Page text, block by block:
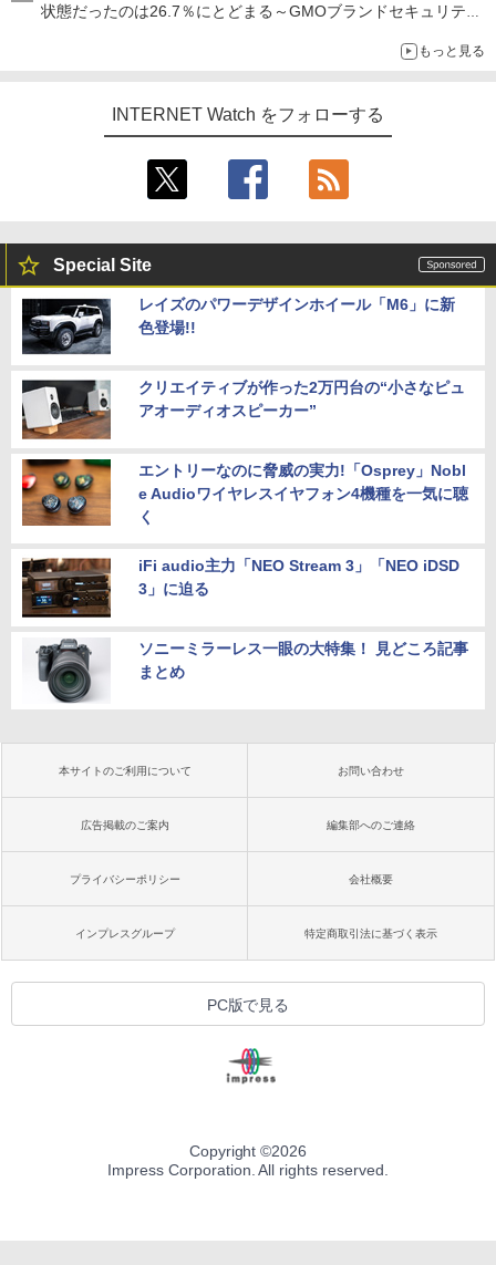
状態だったのは26.7％にとどまる～GMOブランドセキュリティ
もっと見る
INTERNET Watch をフォローする
Special Site
レイズのパワーデザインホイール「M6」に新
色登場!!
クリエイティブが作った2万円台の“小さなピュ
アオーディオスピーカー”
エントリーなのに脅威の実力!「Osprey」Nobl
e Audioワイヤレスイヤフォン4機種を一気に聴
く
iFi audio主力「NEO Stream 3」「NEO iDSD
3」に迫る
ソニーミラーレス一眼の大特集！ 見どころ記事
まとめ
本サイトのご利用について お問い合わせ
広告掲載のご案内 編集部へのご連絡
プライバシーポリシー 会社概要
インプレスグループ 特定商取引法に基づく表示
PC版で見る
Copyright ©2026
Impress Corporation. All rights reserved.